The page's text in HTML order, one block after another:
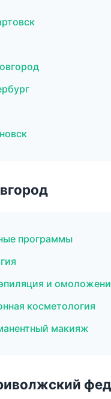
программы
и
косметология
макияж